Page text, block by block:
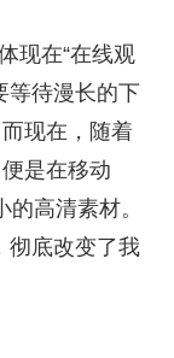
现在“在线观
等待漫长的下
现在，随着
是在移动
高清素材。
彻底改变了我